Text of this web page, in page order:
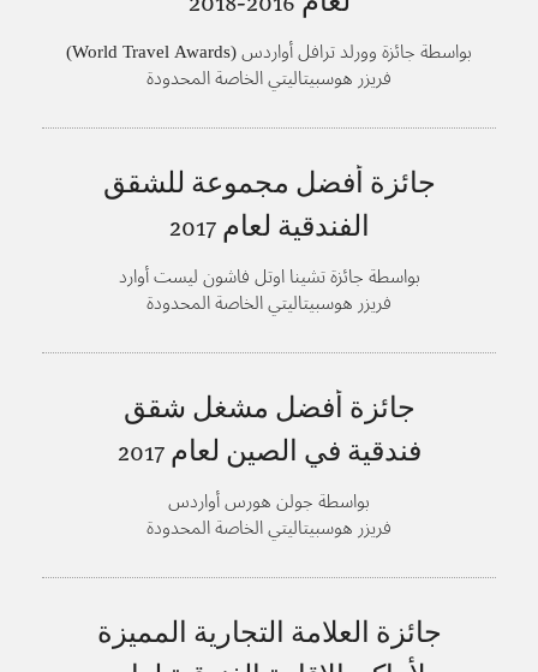
بواسطة جائزة وورلد ترافل أواردس (World Travel Awards)
فريزر هوسبيتاليتي الخاصة المحدودة
جائزة أفضل مجموعة للشقق
الفندقية لعام2017
بواسطة جائزة تشينا اوتل فاشون ليست أوارد
فريزر هوسبيتاليتي الخاصة المحدودة
جائزة أفضل مشغل شقق
فندقية في الصين لعام2017
بواسطة جولن هورس أواردس
فريزر هوسبيتاليتي الخاصة المحدودة
جائزة العلامة التجارية المميزة